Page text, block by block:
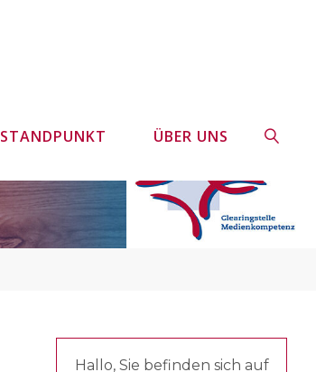
STANDPUNKT ÜBER UNS
Hallo, Sie befinden sich auf